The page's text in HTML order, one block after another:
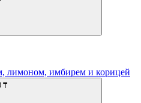
лимоном, имбирем и корицей
₸